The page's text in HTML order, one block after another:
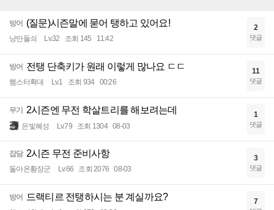
방어 (질문)시즌말에 묻어 탱하고 있어요!
낭만돌쇠 Lv.32 조회 145 11:42
2
댓글
방어 전탱 단축키가 원래 이렇게 많나요 ㄷㄷ
햄스터확대 Lv.1 조회 934 00:26
11
댓글
무기 2시즌엔 무전 학살트리를 해보려는데
은빛혜성 Lv.79 조회 1304 08-03
1
댓글
잡담 2시즌 무전 준비사항
돌아온황장군 Lv.66 조회 2076 08-03
3
댓글
방어 드랙티르 전탱하시는 분 계실까요? 7